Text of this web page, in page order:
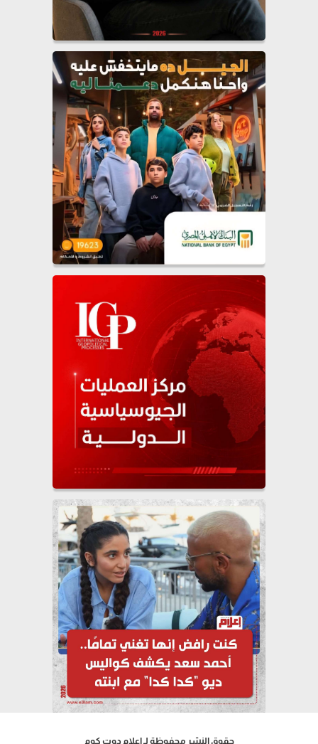
حقوق النشر محفوظة لـ إعلام دوت كوم